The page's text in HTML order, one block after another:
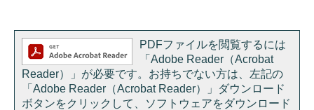
PDFファイルを閲覧するには
「Adobe Reader（Acrobat
Reader）」が必要です。お持ちでない方は、左記の
「Adobe Reader（Acrobat Reader）」ダウンロード
ボタンをクリックして、ソフトウェアをダウンロード